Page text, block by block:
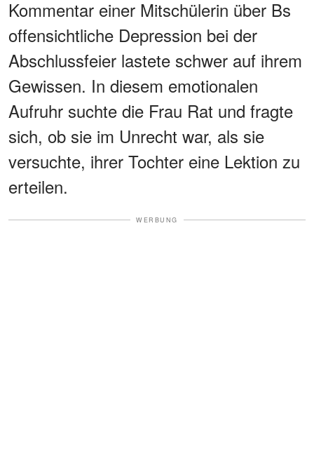
Kommentar einer Mitschülerin über Bs
offensichtliche Depression bei der
Abschlussfeier lastete schwer auf ihrem
Gewissen. In diesem emotionalen
Aufruhr suchte die Frau Rat und fragte
sich, ob sie im Unrecht war, als sie
versuchte, ihrer Tochter eine Lektion zu
erteilen.
WERBUNG